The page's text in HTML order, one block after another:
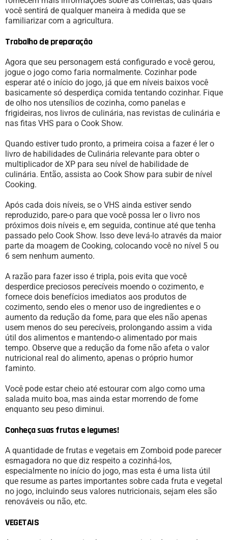
você sentirá de qualquer maneira à medida que se
familiarizar com a agricultura.
Trabalho de preparação
Agora que seu personagem está configurado e você gerou,
jogue o jogo como faria normalmente. Cozinhar pode
esperar até o início do jogo, já que em níveis baixos você
basicamente só desperdiça comida tentando cozinhar. Fique
de olho nos utensílios de cozinha, como panelas e
frigideiras, nos livros de culinária, nas revistas de culinária e
nas fitas VHS para o Cook Show.
Quando estiver tudo pronto, a primeira coisa a fazer é ler o
livro de habilidades de Culinária relevante para obter o
multiplicador de XP para seu nível de habilidade de
culinária. Então, assista ao Cook Show para subir de nível
Cooking.
Após cada dois níveis, se o VHS ainda estiver sendo
reproduzido, pare-o para que você possa ler o livro nos
próximos dois níveis e, em seguida, continue até que tenha
passado pelo Cook Show. Isso deve levá-lo através da maior
parte da moagem de Cooking, colocando você no nível 5 ou
6 sem nenhum aumento.
A razão para fazer isso é tripla, pois evita que você
desperdice preciosos perecíveis moendo o cozimento, e
fornece dois benefícios imediatos aos produtos de
cozimento, sendo eles o menor uso de ingredientes e o
aumento da redução da fome, para que eles não apenas
usem menos do seu perecíveis, prolongando assim a vida
útil dos alimentos e mantendo-o alimentado por mais
tempo. Observe que a redução da fome não afeta o valor
nutricional real do alimento, apenas o próprio humor
faminto.
Você pode estar cheio até estourar com algo como uma
salada muito boa, mas ainda estar morrendo de fome
enquanto seu peso diminui.
Conheça suas frutas e legumes!
A quantidade de frutas e vegetais em Zomboid pode parecer
esmagadora no que diz respeito a cozinhá-los,
especialmente no início do jogo, mas esta é uma lista útil
que resume as partes importantes sobre cada fruta e vegetal
no jogo, incluindo seus valores nutricionais, sejam eles são
renováveis ​​ou não, etc.
VEGETAIS